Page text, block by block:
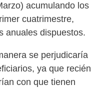
acumulando los
cuatrimestre,
anuales dispuestos.
se perjudicaría
ya que recién
con que tienen